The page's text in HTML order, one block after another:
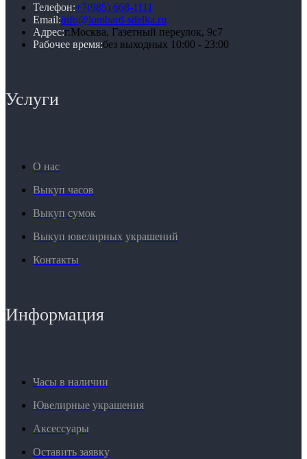
Телефон:+7(985) 668-1111
Email:info@lombard-sdelka.ru
Адрес:г.Москва, Газетный переулок, 9с7
Рабочее время:без выходных 10:00 - 23:00
Услуги
О нас
Выкуп часов
Выкуп сумок
Выкуп ювелирных украшений
Контакты
Информация
Часы в наличии
Ювелирные украшения
Аксессуары
Оставить заявку